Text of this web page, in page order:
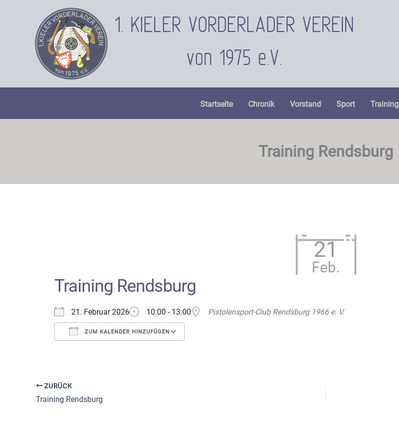
1. KIELER VORDERLADER VEREIN
von 1975 e.V.
Startseite Chronik Vorstand Sport Training
Training Rendsburg
21
Feb.
Training Rendsburg
21. Februar 2026 10:00 - 13:00 Pistolensport-Club Rendsburg 1966 e. V.
ZUM KALENDER HINZUFÜGEN
ZURÜCK
Training Rendsburg